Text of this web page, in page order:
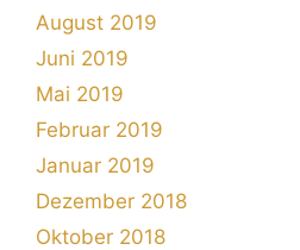
August 2019
Juni 2019
Mai 2019
Februar 2019
Januar 2019
Dezember 2018
Oktober 2018